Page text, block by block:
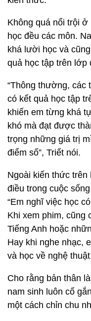
Không quá nổi trội
học đều các môn.
khá lười học và
quả học tập trên lớp
“Thông thường, các
có kết quả học tập
khiến em từng khá
khó mà đạt được
trọng những giá trị
điểm số”, Triết nói.
Ngoài kiến thức trên
điều trong cuộc
“Em nghĩ việc học
Khi xem phim, cũng
Tiếng Anh hoặc
Hay khi nghe nhạc,
và học về nghệ
Cho rằng bản thân
nam sinh luôn cố
một cách chỉn chu